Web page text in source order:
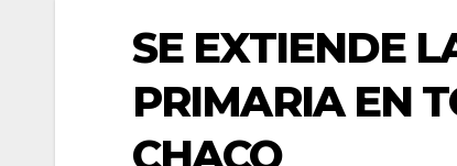
SE EXTIENDE
PRIMARIA EN
CHACO